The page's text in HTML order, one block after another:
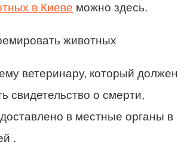
в Киеве можно здесь.
ветеринару, который должен
свидетельство о смерти,
в местные органы в
.